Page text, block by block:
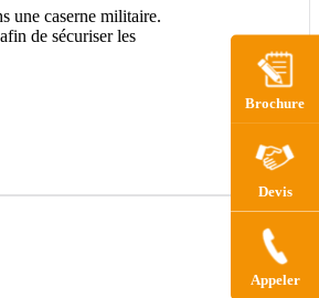
Brochure
Devis
Appeler
une caserne militaire.
de sécuriser les